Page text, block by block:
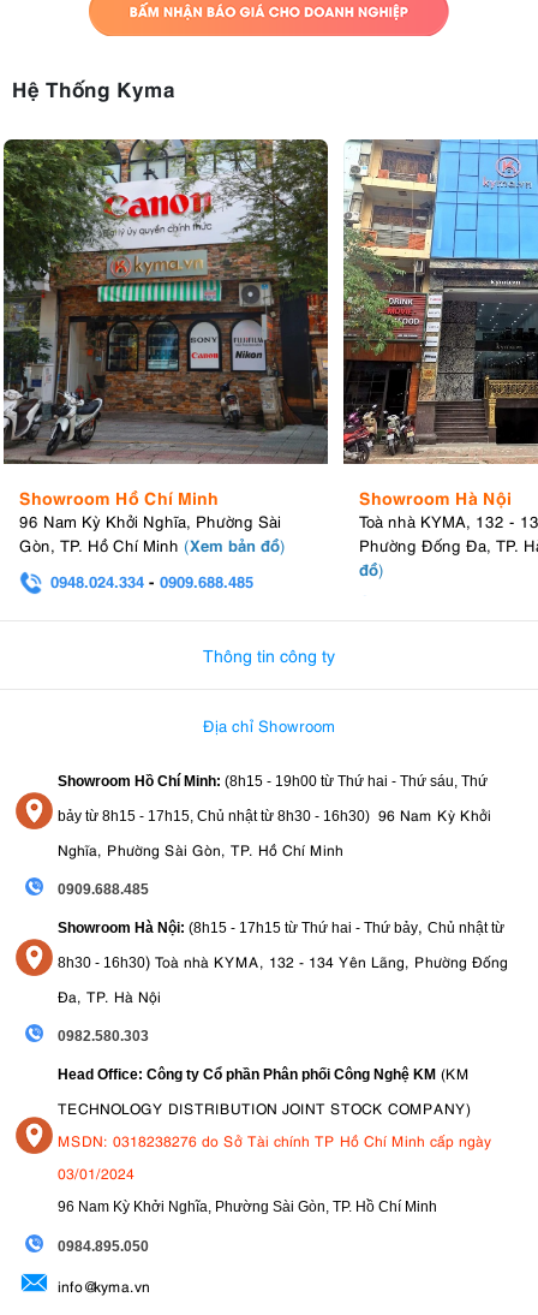
Hệ Thống Kyma
Showroom Hồ Chí Minh
96 Nam Kỳ Khởi Nghĩa, Phường Sài
Gòn, TP. Hồ Chí Minh (Xem bản đồ)
0948.024.334 - 0909.688.485
Showroom Hà Nội
Toà nhà KYMA, 132 -
Phường Đống Đa, TP.
đồ)
Thông tin công ty
Địa chỉ Showroom
Showroom Hồ Chí Minh: (8h15 - 19h00 từ Thứ hai - Thứ sáu, Thứ
bảy từ 8h15 - 17h15, Chủ nhật từ 8h30 - 16h30) 96 Nam Kỳ Khởi
Nghĩa, Phường Sài Gòn, TP. Hồ Chí Minh
0909.688.485
Showroom Hà Nội: (8h15 - 17h15 từ Thứ hai - Thứ bảy, Chủ nhật từ
8h30 - 16h30) Toà nhà KYMA, 132 - 134 Yên Lãng, Phường Đống
Đa, TP. Hà Nội
0982.580.303
Head Office: Công ty Cổ phần Phân phối Công Nghệ KM (KM
TECHNOLOGY DISTRIBUTION JOINT STOCK COMPANY)
MSDN: 0318238276 do Sở Tài chính TP Hồ Chí Minh cấp ngày
03/01/2024
96 Nam Kỳ Khởi Nghĩa, Phường Sài Gòn, TP. Hồ Chí Minh
0984.895.050
info@kyma.vn